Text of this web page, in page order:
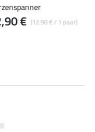
(12,90 € / 1 paar)
€